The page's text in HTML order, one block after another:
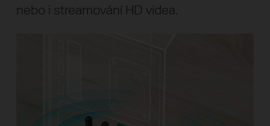
nebo i streamování HD videa.